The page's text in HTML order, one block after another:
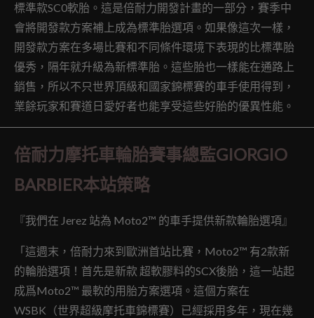
標準款SC0軟胎。這是倍耐力開發計畫的一部分，賽季中
會將開發款方案補上成為標準胎選項。如果像這次一樣，
開發款方案在多場比賽和不同條件環境下表現的比標準胎
優秀，隔年就升級為新標準胎。這些胎也一樣能在通路上
銷售，所以不只世界頂級和國家錦標賽的車手使用得到，
業餘玩家和賽道日愛好者也能享受這些好胎的優異性能。
倍耐力摩托車輪胎賽事總監GIORGIO
BARBIER本站策略
『我們在 Jerez 站為 Moto2™ 的車手提供新款輪胎選項』
「這週末，倍耐力來到歐洲首站比賽，Moto2™ 有2款新
的輪胎選項！首先是新款 超軟膠料的SCX後胎，這一站起
成爲Moto2™ 最軟的用胎方案選項。這個方案在
WSBK（世界超級摩托車錦標賽）已經採用多年，現在幾